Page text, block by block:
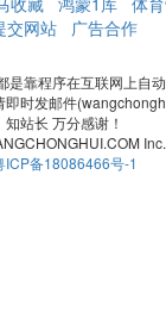
交网站
广告合作
靠程序在互联网上自
即时发邮件
知站长 万分感谢！
ICP备18086466号-1